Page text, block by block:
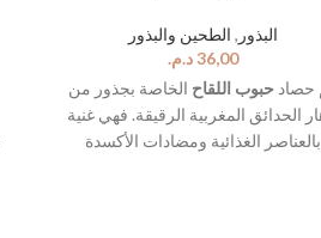
البذور , الطحين والبذور
د.م.
حصاد حبوب اللقاح الخاصة بجذور من
الحدائق المغربية الرقيقة. فهي غنية
بالعناصر الغذائية ومضادات الأكسدة